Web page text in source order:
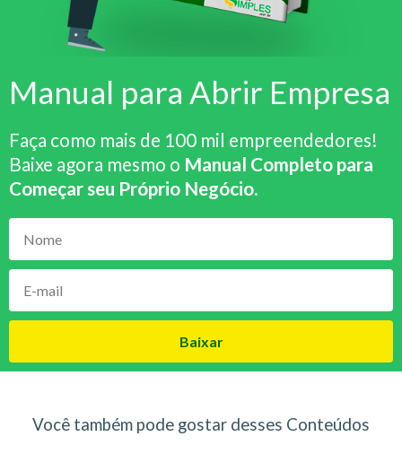
Manual para Abrir Empresa
Faça como mais de 100 mil empreendedores!
Baixe agora mesmo o Manual Completo para
Começar seu Próprio Negócio.
Baixar
Você também pode gostar desses Conteúdos